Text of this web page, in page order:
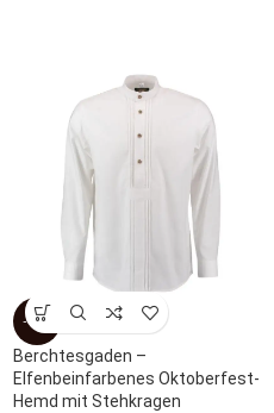
-43%
Berchtesgaden –
Elfenbeinfarbenes Oktoberfest-
Hemd mit Stehkragen